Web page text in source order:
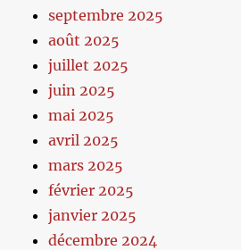
septembre 2025
août 2025
juillet 2025
juin 2025
mai 2025
avril 2025
mars 2025
février 2025
janvier 2025
décembre 2024